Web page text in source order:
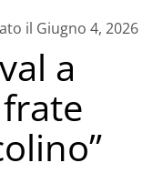
il Giugno 4, 2026
a